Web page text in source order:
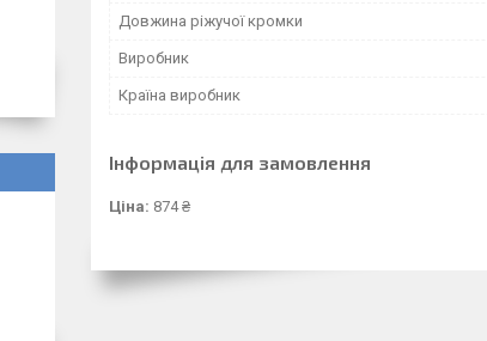
Довжина ріжучої кромки
Виробник
Країна виробник
Інформація для замовлення
Ціна: 874 ₴